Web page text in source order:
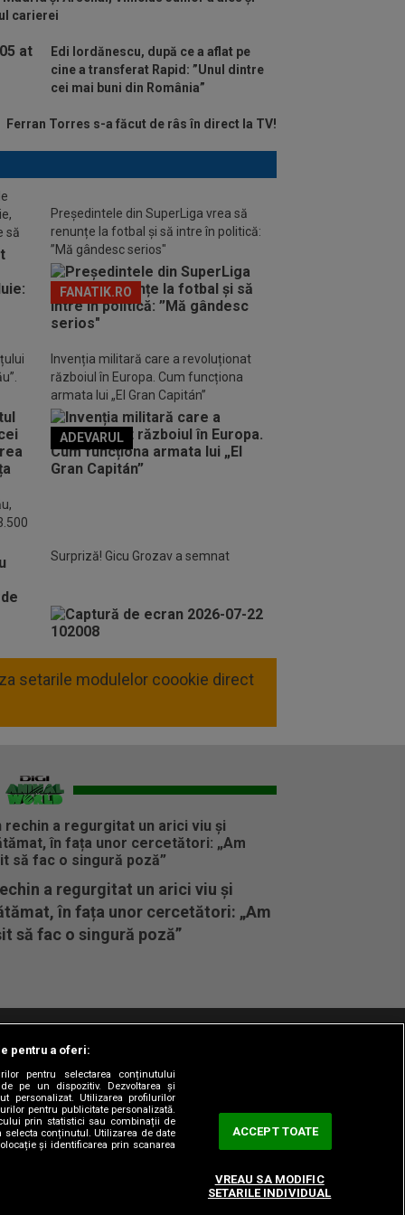
carierei
Edi Iordănescu, după ce a aflat pe
cine a transferat Rapid: ”Unul dintre
cei mai buni din România”
Ferran Torres s-a făcut de râs în direct la TV!
să
Președintele din SuperLiga vrea să
renunțe la fotbal și să intre în politică:
”Mă gândesc serios"
FANATIK.RO
Invenția militară care a revoluționat
războiul în Europa. Cum funcționa
armata lui „El Gran Capitán”
ADEVARUL
Surpriză! Gicu Grozav a semnat
setarile modulelor coookie direct
a regurgitat un arici viu și
în fața unor cercetători: „Am
să fac o singură poză”
Info Codul etic
pentru a oferi:
pentru selectarea conținutului
pe un dispozitiv. Dezvoltarea și
personalizat. Utilizarea profilurilor
pentru publicitate personalizată.
prin statistici sau combinații de
conținutul. Utilizarea de date
și identificarea prin scanarea
ACCEPT TOATE
VREAU SA MODIFIC
SETARILE INDIVIDUAL